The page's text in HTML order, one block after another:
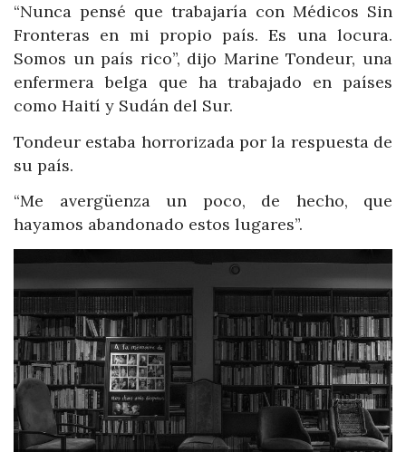
“Nunca pensé que trabajaría con Médicos Sin
Fronteras en mi propio país. Es una locura.
Somos un país rico”, dijo Marine Tondeur, una
enfermera belga que ha trabajado en países
como Haití y Sudán del Sur.
Tondeur estaba horrorizada por la respuesta de
su país.
“Me avergüenza un poco, de hecho, que
hayamos abandonado estos lugares”.